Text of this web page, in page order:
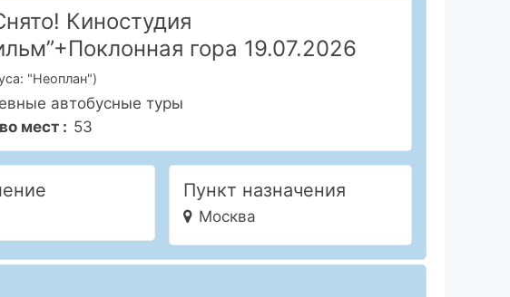
Киностудия
гора 19.07.2026
"Неоплан")
автобусные туры
мест : 53
Пункт назначения
Москва